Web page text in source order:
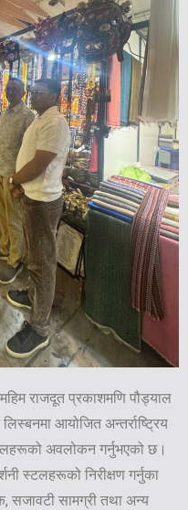
राजदूत प्रकाशमणि पौड्याल
आयोजित अन्तर्राष्ट्रिय
अवलोकन गर्नुभएको छ।
स्टलहरूको निरीक्षण गर्नुका
सजावटी सामग्री तथा अन्य